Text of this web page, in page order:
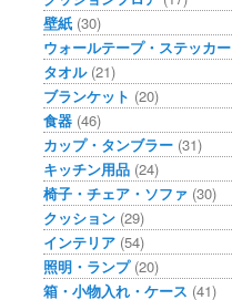
壁紙 (30)
ウォールテープ・ステッカー
タオル(21)
ブランケット (20)
食器 (46)
カップ・タンブラー (31)
キッチン用品 (24)
椅子・チェア・ソファ (30)
クッション (29)
インテリア (54)
照明・ランプ(20)
箱・小物入れ・ケース (41)